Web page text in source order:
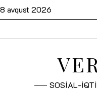
8 avqust 2026
SOSİAL-